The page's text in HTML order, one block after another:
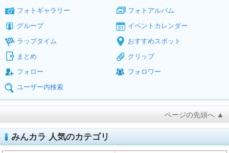
フォトギャラリー
フォトアルバム
グループ
イベントカレンダー
ラップタイム
おすすめスポット
まとめ
クリップ
フォロー
フォロワー
ユーザー内検索
ページの先頭へ ▲
みんカラ 人気のカテゴリ